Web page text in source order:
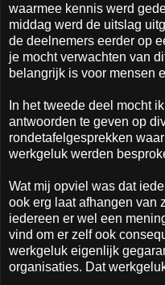
waarmee kennis werd
middag werd de uitslag
de deelnemers eerder op
je mocht verwachten van
belangrijk is voor mensen
In het tweede deel mocht
antwoorden te geven op
rondetafelgesprekken
werkgeluk werden
Wat mij opviel was dat
ook erg laat afhangen van
iedereen er wel een
vind om er zelf ook
werkgeluk eigenlijk
organisaties. Dat